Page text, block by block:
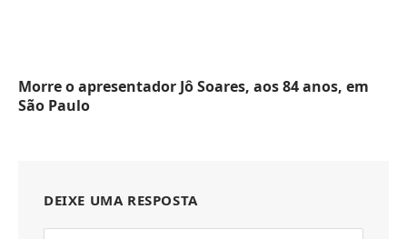
Morre o apresentador Jô Soares, aos 84 anos, em
São Paulo
DEIXE UMA RESPOSTA